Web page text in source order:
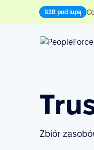
B2B pod lupą
Zbiór